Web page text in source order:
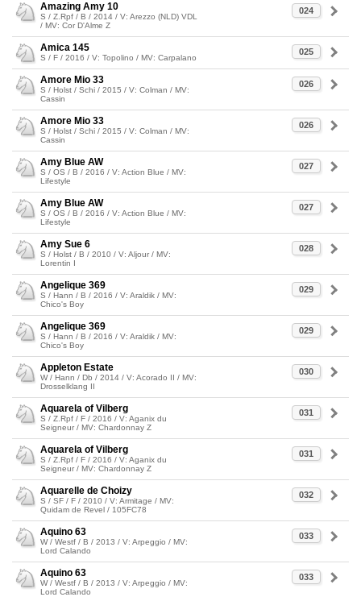
024
Amazing Amy 10
S / Z.Rpf / B / 2014 / V: Arezzo (NLD) VDL
/ MV: Cor D'Alme Z
025
Amica 145
S / F / 2016 / V: Topolino / MV: Carpalano
026
Amore Mio 33
S / Holst / Schi / 2015 / V: Colman / MV:
Cassin
026
Amore Mio 33
S / Holst / Schi / 2015 / V: Colman / MV:
Cassin
027
Amy Blue AW
S / OS / B / 2016 / V: Action Blue / MV:
Lifestyle
027
Amy Blue AW
S / OS / B / 2016 / V: Action Blue / MV:
Lifestyle
028
Amy Sue 6
S / Holst / B / 2010 / V: Aljour / MV:
Lorentin I
029
Angelique 369
S / Hann / B / 2016 / V: Araldik / MV:
Chico's Boy
029
Angelique 369
S / Hann / B / 2016 / V: Araldik / MV:
Chico's Boy
030
Appleton Estate
W / Hann / Db / 2014 / V: Acorado II / MV:
Drosselklang II
031
Aquarela of Vilberg
S / Z.Rpf / F / 2016 / V: Aganix du
Seigneur / MV: Chardonnay Z
031
Aquarela of Vilberg
S / Z.Rpf / F / 2016 / V: Aganix du
Seigneur / MV: Chardonnay Z
032
Aquarelle de Choizy
S / SF / F / 2010 / V: Armitage / MV:
Quidam de Revel / 105FC78
033
Aquino 63
W / Westf / B / 2013 / V: Arpeggio / MV:
Lord Calando
033
Aquino 63
W / Westf / B / 2013 / V: Arpeggio / MV:
Lord Calando